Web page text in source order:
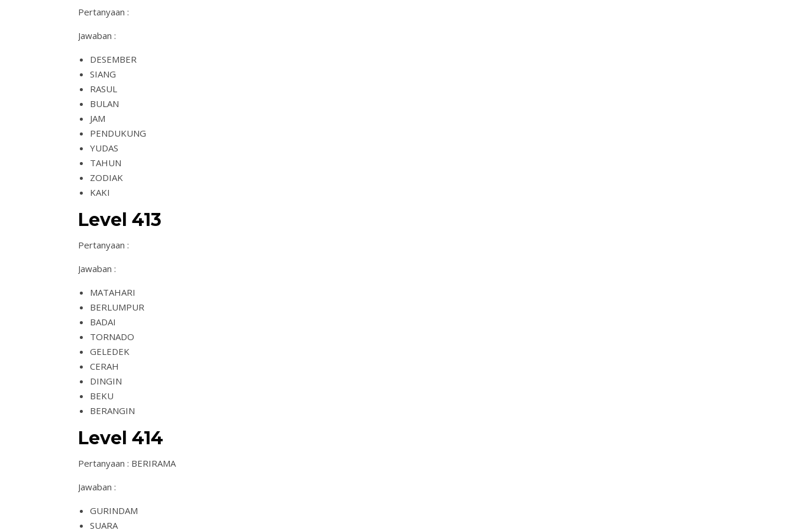
Pertanyaan :
Jawaban :
DESEMBER
SIANG
RASUL
BULAN
JAM
PENDUKUNG
YUDAS
TAHUN
ZODIAK
KAKI
Level 413
Pertanyaan :
Jawaban :
MATAHARI
BERLUMPUR
BADAI
TORNADO
GELEDEK
CERAH
DINGIN
BEKU
BERANGIN
Level 414
Pertanyaan : BERIRAMA
Jawaban :
GURINDAM
SUARA